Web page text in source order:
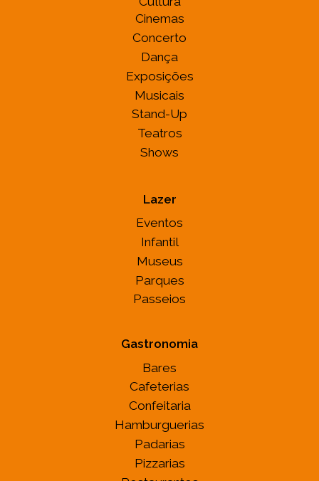
Cinemas
Concerto
Dança
Exposições
Musicais
Stand-Up
Teatros
Shows
Lazer
Eventos
Infantil
Museus
Parques
Passeios
Gastronomia
Bares
Cafeterias
Confeitaria
Hamburguerias
Padarias
Pizzarias